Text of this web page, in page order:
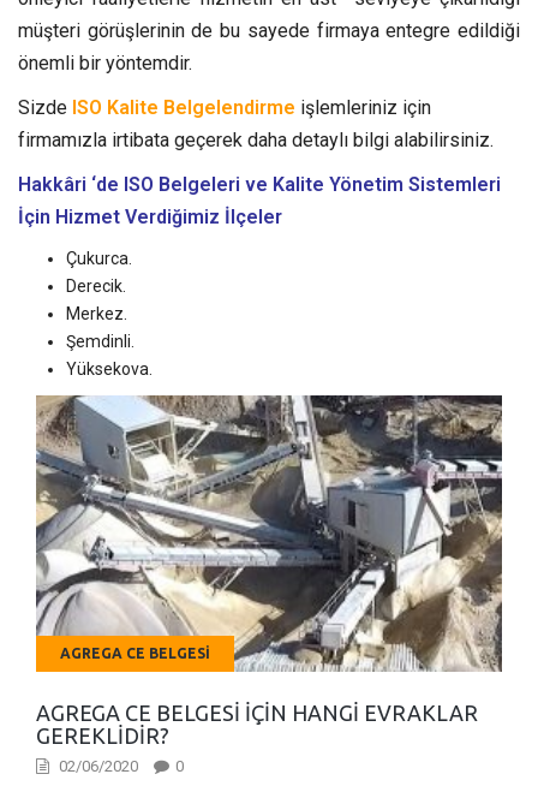
müşteri görüşlerinin de bu sayede firmaya entegre edildiği
önemli bir yöntemdir.
Sizde ISO Kalite Belgelendirme işlemleriniz için
firmamızla irtibata geçerek daha detaylı bilgi alabilirsiniz.
Hakkâri ‘de ISO Belgeleri ve Kalite Yönetim Sistemleri
İçin Hizmet Verdiğimiz İlçeler
Çukurca.
Derecik.
Merkez.
Şemdinli.
Yüksekova.
AGREGA CE BELGESI
AGREGA CE BELGESI İÇIN HANGI EVRAKLAR
GEREKLIDIR?
02/06/2020 0